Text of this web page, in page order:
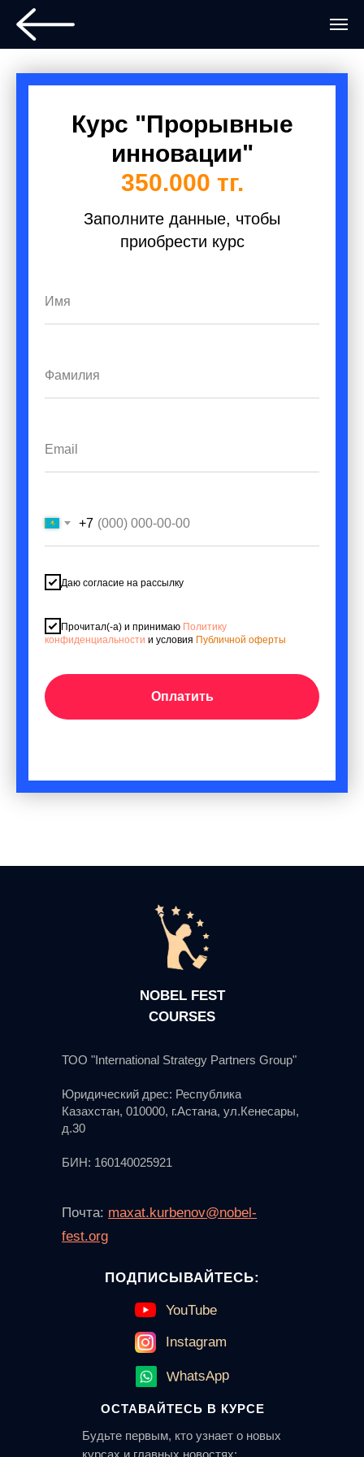
Курс "Прорывные
инновации"
350.000 тг.
Заполните данные, чтобы
приобрести курс
+7
Даю согласие на рассылку
Прочитал(-а) и принимаю Политику
конфиденциальности и условия Публичной оферты
Оплатить
ТОО "International Strategy Partners Group"
Юридический дрес: Республика
Казахстан, 010000, г.Астана, ул.Кенесары,
д.30
БИН: 160140025921
Почта: maxat.kurbenov@nobel-
fest.org
NOBEL FEST
COURSES
Будьте первым, кто узнает о новых
курсах и главных новостях:
ОСТАВАЙТЕСЬ В КУРСЕ
ПОДПИСЫВАЙТЕСЬ:
Instagram
YouTube
WhatsApp